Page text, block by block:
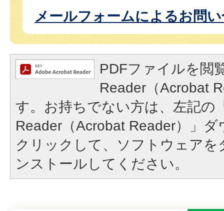
メールフォームによるお問
PDFファイルを閲
Reader（Acrobat
す。お持ちでない方は、左記の
Reader（Acrobat Reader）」
クリックして、ソフトウェア
ンストールしてください。